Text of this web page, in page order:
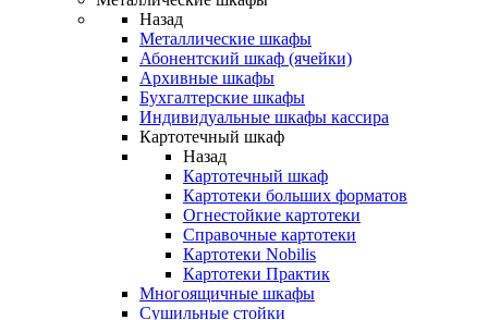
Назад
Металлические шкафы
Абонентский шкаф (ячейки)
Архивные шкафы
Бухгалтерские шкафы
Индивидуальные шкафы кассира
Картотечный шкаф
Назад
Картотечный шкаф
Картотеки больших форматов
Огнестойкие картотеки
Справочные картотеки
Картотеки Nobilis
Картотеки Практик
Многоящичные шкафы
Сушильные стойки